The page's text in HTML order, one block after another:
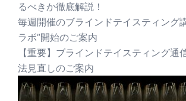
るべきか徹底解説！
毎週開催のブラインドテイスティング
ラボ”開始のご案内
【重要】ブラインドテイスティング
法見直しのご案内